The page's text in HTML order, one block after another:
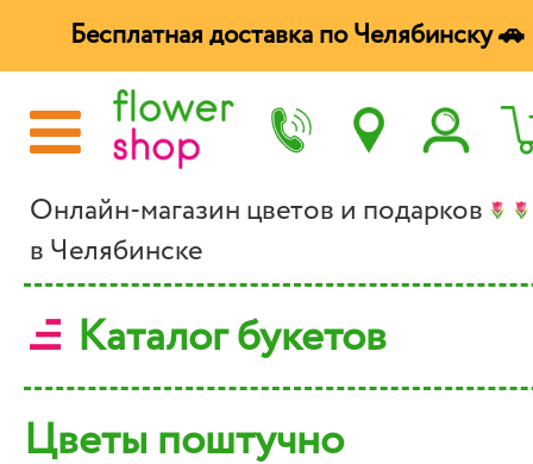
Бесплатная доставка по Челябинску 🚗
Онлайн-магазин цветов и подарков
в Челябинске
Каталог букетов
Цветы поштучно